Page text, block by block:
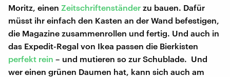
Moritz, einen Zeitschriftenständer zu bauen. Dafür
müsst ihr einfach den Kasten an der Wand befestigen,
die Magazine zusammenrollen und fertig. Und auch in
das Expedit-Regal von Ikea passen die Bierkisten
perfekt rein – und mutieren so zur Schublade. Und
wer einen grünen Daumen hat, kann sich auch am